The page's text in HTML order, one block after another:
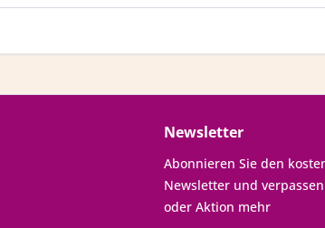
Newsletter
Abonnieren Sie den
Newsletter und
oder Aktion mehr